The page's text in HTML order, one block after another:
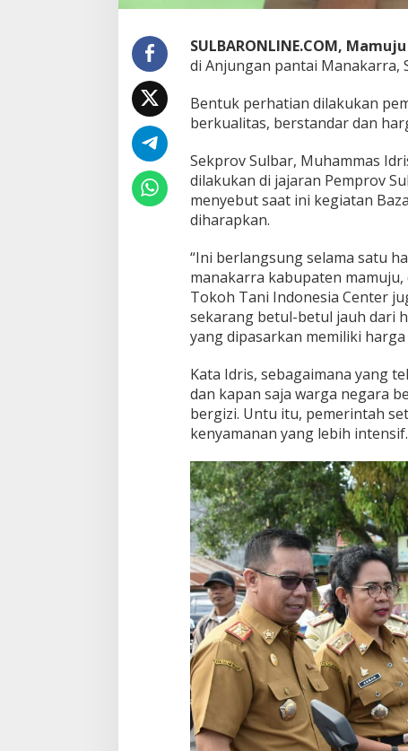
SULBARONLINE.COM, Mamuju
di Anjungan pantai Manakarra,
Bentuk perhatian dilakukan
berkualitas, berstandar dan
Sekprov Sulbar, Muhammas
dilakukan di jajaran Pemprov
menyebut saat ini kegiatan
diharapkan.
“Ini berlangsung selama satu
manakarra kabupaten
Tokoh Tani Indonesia Center
sekarang betul-betul jauh dari
yang dipasarkan memiliki
Kata Idris, sebagaimana yang
dan kapan saja warga negara
bergizi. Untu itu, pemerintah
kenyamanan yang lebih intensif.